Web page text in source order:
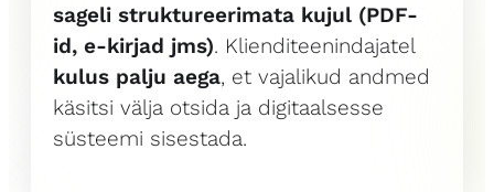
sageli struktureerimata kujul (PDF-
id, e-kirjad jms). Klienditeenindajatel
kulus palju aega, et vajalikud andmed
käsitsi välja otsida ja digitaalsesse
süsteemi sisestada.